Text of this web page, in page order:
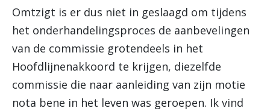
Omtzigt is er dus niet in geslaagd om tijdens
het onderhandelingsproces de aanbevelingen
van de commissie grotendeels in het
Hoofdlijnenakkoord te krijgen, diezelfde
commissie die naar aanleiding van zijn motie
nota bene in het leven was geroepen. Ik vind